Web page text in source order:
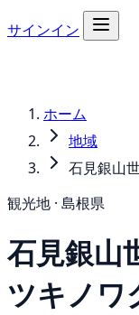
サインイン
ホーム
地域
石見銀山
観光地 · 島根県
石見銀山
ツキノワ